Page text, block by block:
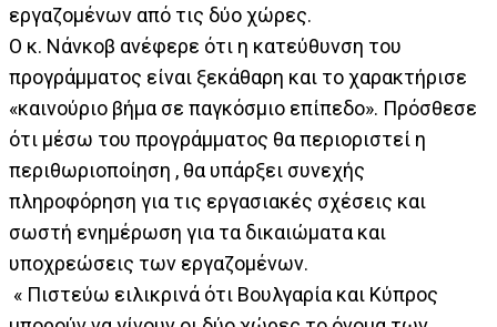
εργαζομένων από τις δύο χώρες.
Ο κ. Νάνκοβ ανέφερε ότι η κατεύθυνση του
προγράμματος είναι ξεκάθαρη και το χαρακτήρισε
«καινούριο βήμα σε παγκόσμιο επίπεδο». Πρόσθεσε
ότι μέσω του προγράμματος θα περιοριστεί η
περιθωριοποίηση , θα υπάρξει συνεχής
πληροφόρηση για τις εργασιακές σχέσεις και
σωστή ενημέρωση για τα δικαιώματα και
υποχρεώσεις των εργαζομένων.
« Πιστεύω ειλικρινά ότι Βουλγαρία και Κύπρος